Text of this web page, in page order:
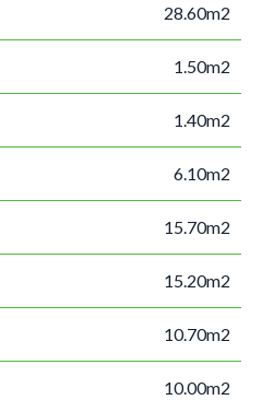
28.60m2
1.50m2
1.40m2
6.10m2
15.70m2
15.20m2
10.70m2
10.00m2